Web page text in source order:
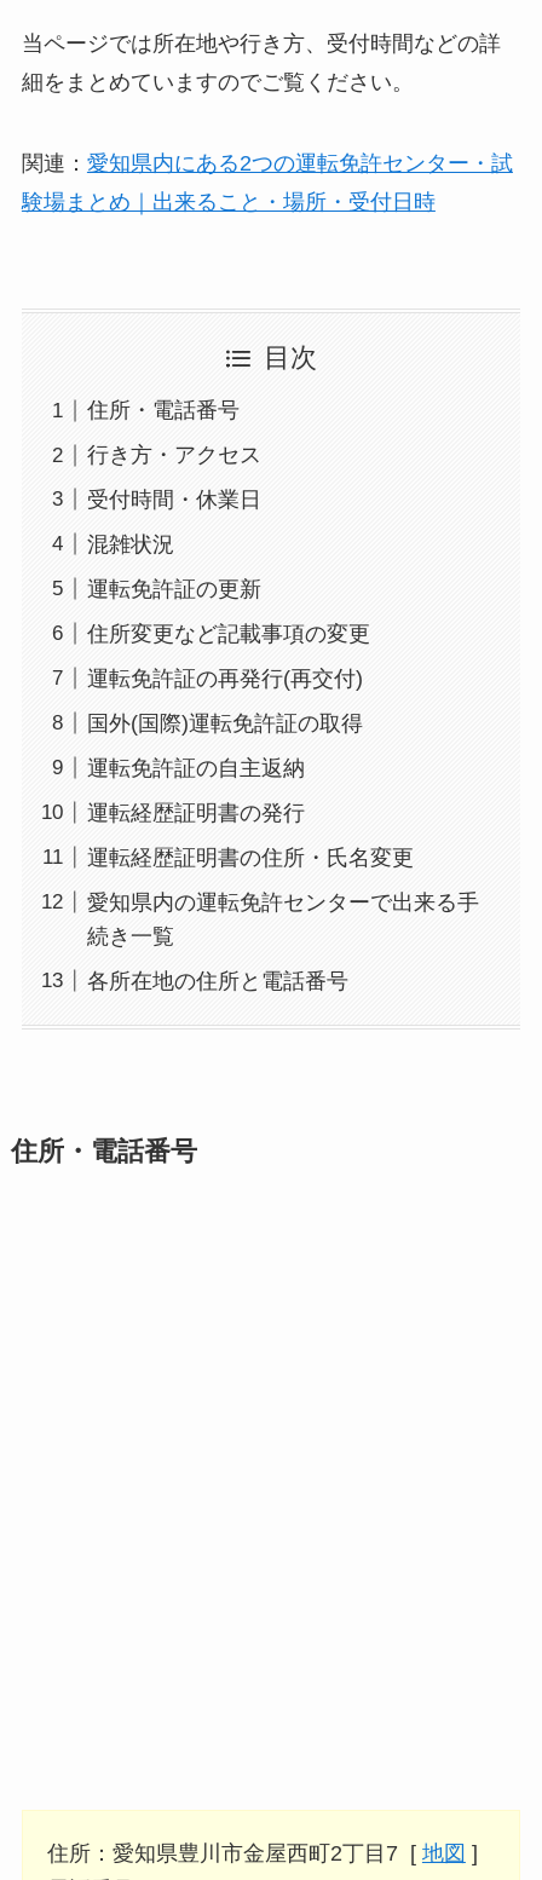
当ページでは所在地や行き方、受付時間などの詳
細をまとめていますのでご覧ください。
関連： 愛知県内にある2つの運転免許センター・試
験場まとめ｜出来ること・場所・受付日時
目次
住所・電話番号
行き方・アクセス
受付時間・休業日
混雑状況
運転免許証の更新
住所変更など記載事項の変更
運転免許証の再発行(再交付)
国外(国際)運転免許証の取得
運転免許証の自主返納
運転経歴証明書の発行
運転経歴証明書の住所・氏名変更
愛知県内の運転免許センターで出来る手
続き一覧
各所在地の住所と電話番号
住所・電話番号
住所：愛知県豊川市金屋西町2丁目7 [ 地図 ]